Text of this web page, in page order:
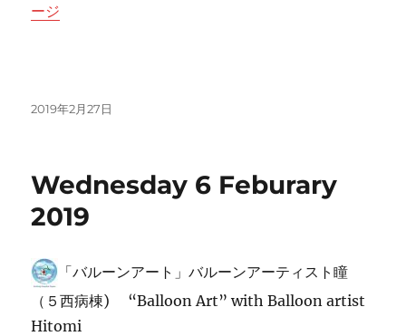
ージ
投
2019年2月27日
Wednesday 6 Feburary
2019
「バルーンアート」バルーンアーティスト瞳
（５西病棟) “Balloon Art” with Balloon artist
Hitomi